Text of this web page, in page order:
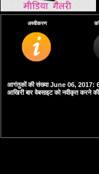
अस्वीकरण
आगंतुकों की संख्या June 06, 2017:
आखिरी बार वेबसाइट को नवीकृत करने